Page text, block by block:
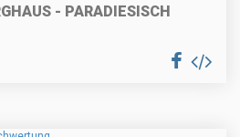
- PARADIESISCH